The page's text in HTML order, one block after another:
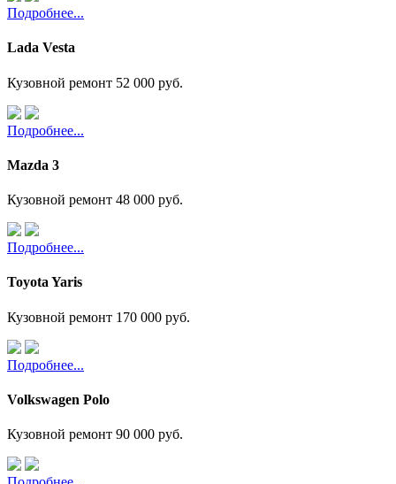
Подробнее...
Lada Vesta
Кузовной ремонт 52 000 руб.
Подробнее...
Mazda 3
Кузовной ремонт 48 000 руб.
Подробнее...
Toyota Yaris
Кузовной ремонт 170 000 руб.
Подробнее...
Volkswagen Polo
Кузовной ремонт 90 000 руб.